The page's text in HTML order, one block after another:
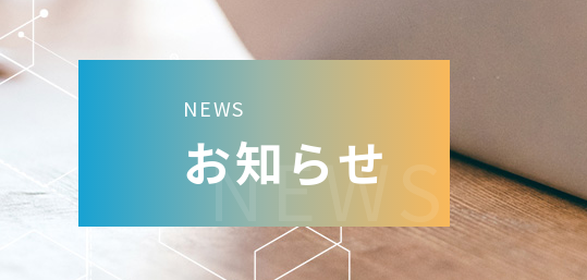
NEWS
お知らせ
NEWS